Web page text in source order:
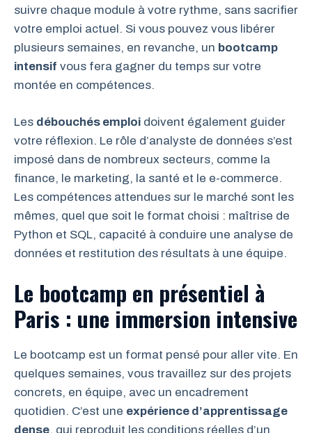
suivre chaque module à votre rythme, sans sacrifier
votre emploi actuel. Si vous pouvez vous libérer
plusieurs semaines, en revanche, un bootcamp
intensif vous fera gagner du temps sur votre
montée en compétences.
Les débouchés emploi doivent également guider
votre réflexion. Le rôle d’analyste de données s’est
imposé dans de nombreux secteurs, comme la
finance, le marketing, la santé et le e-commerce.
Les compétences attendues sur le marché sont les
mêmes, quel que soit le format choisi : maîtrise de
Python et SQL, capacité à conduire une analyse de
données et restitution des résultats à une équipe.
Le bootcamp en présentiel à
Paris : une immersion intensive
Le bootcamp est un format pensé pour aller vite. En
quelques semaines, vous travaillez sur des projets
concrets, en équipe, avec un encadrement
quotidien. C’est une expérience d’apprentissage
dense, qui reproduit les conditions réelles d’un